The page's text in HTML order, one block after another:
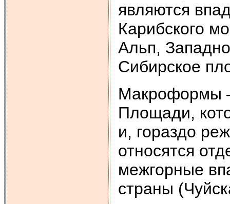
являются
Карибского
Альп,
Сибирское
Макроформы
Площади,
и, гораздо
относятся
межгорные
страны